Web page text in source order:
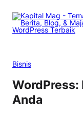
Bisnis
WordPress:
Anda